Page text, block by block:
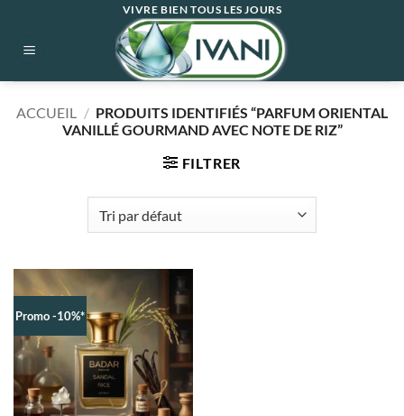
contenu
VIVRE BIEN TOUS LES JOURS
ACCUEIL / PRODUITS IDENTIFIÉS “PARFUM ORIENTAL
VANILLÉ GOURMAND AVEC NOTE DE RIZ”
FILTRER
Promo -10%*